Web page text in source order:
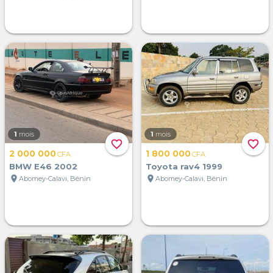
favorite_border
1 mois
2 000 000CFA
BMW E46 2002
location_on Abomey-Calavi, Bénin
favorite_border
1 mois
1 800 000CFA
Toyota rav4 1999
location_on Abomey-Calavi, Bénin